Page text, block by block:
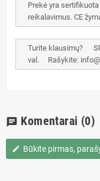
Prekė yra
reikalavimus. CE
Turite klausimų?
val. Rašykite:
chat Komentarai (0)
edit Būkite pirmas,